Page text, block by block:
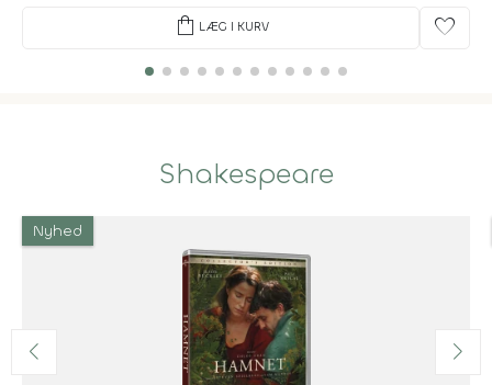
shopping_bag LÆG I KURV favorite
Shakespeare
Nyhed